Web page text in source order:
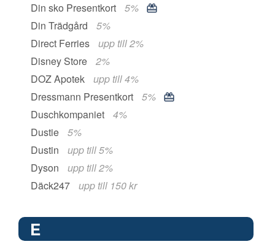
Din sko Presentkort
5%
Din Trädgård
5%
Direct Ferries
upp till 2%
Disney Store
2%
DOZ Apotek
upp till 4%
Dressmann Presentkort
5%
Duschkompaniet
4%
Dustie
5%
Dustin
upp till 5%
Dyson
upp till 2%
Däck247
upp till 150 kr
E